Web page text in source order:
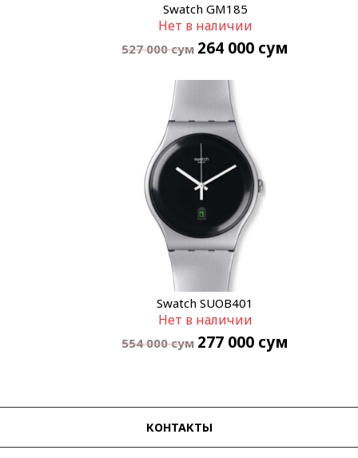
Swatch GM185
Нет в наличии
527 000сум 264 000 сум
Swatch SUOB401
Нет в наличии
554 000сум 277 000 сум
КОНТАКТЫ